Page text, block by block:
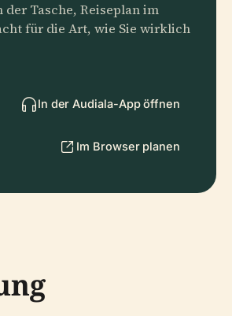
Tasche, Reiseplan im
für die Art, wie Sie wirklich
In der Audiala-App öffnen
Im Browser planen